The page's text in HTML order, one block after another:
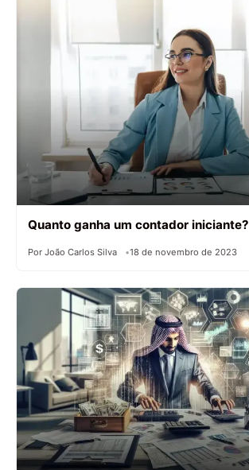
Quanto ganha um contador iniciante?
Por João Carlos Silva 18 de novembro de 2023